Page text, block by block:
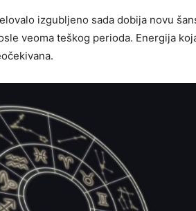
izgubljeno sada dobija novu
veoma teškog perioda. Energija